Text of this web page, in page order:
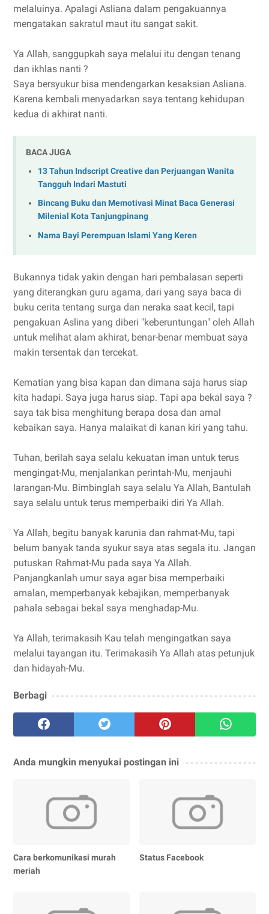
melaluinya. Apalagi Asliana dalam pengakuannya
mengatakan sakratul maut itu sangat sakit.
Ya Allah, sanggupkah saya melalui itu dengan tenang
dan ikhlas nanti ?
Saya bersyukur bisa mendengarkan kesaksian Asliana.
Karena kembali menyadarkan saya tentang kehidupan
kedua di akhirat nanti.
BACA JUGA
13 Tahun Indscript Creative dan Perjuangan Wanita
Tangguh Indari Mastuti
Bincang Buku dan Memotivasi Minat Baca Generasi
Milenial Kota Tanjungpinang
Nama Bayi Perempuan Islami Yang Keren
Bukannya tidak yakin dengan hari pembalasan seperti
yang diterangkan guru agama, dari yang saya baca di
buku cerita tentang surga dan neraka saat kecil, tapi
pengakuan Aslina yang diberi "keberuntungan" oleh Allah
untuk melihat alam akhirat, benar-benar membuat saya
makin tersentak dan tercekat.
Kematian yang bisa kapan dan dimana saja harus siap
kita hadapi. Saya juga harus siap. Tapi apa bekal saya ?
saya tak bisa menghitung berapa dosa dan amal
kebaikan saya. Hanya malaikat di kanan kiri yang tahu.
Tuhan, berilah saya selalu kekuatan iman untuk terus
mengingat-Mu, menjalankan perintah-Mu, menjauhi
larangan-Mu. Bimbinglah saya selalu Ya Allah, Bantulah
saya selalu untuk terus memperbaiki diri Ya Allah.
Ya Allah, begitu banyak karunia dan rahmat-Mu, tapi
belum banyak tanda syukur saya atas segala itu. Jangan
putuskan Rahmat-Mu pada saya Ya Allah.
Panjangkanlah umur saya agar bisa memperbaiki
amalan, memperbanyak kebajikan, memperbanyak
pahala sebagai bekal saya menghadap-Mu.
Ya Allah, terimakasih Kau telah mengingatkan saya
melalui tayangan itu. Terimakasih Ya Allah atas petunjuk
dan hidayah-Mu.
Berbagi
Anda mungkin menyukai postingan ini
Cara berkomunikasi murah
meriah
Status Facebook